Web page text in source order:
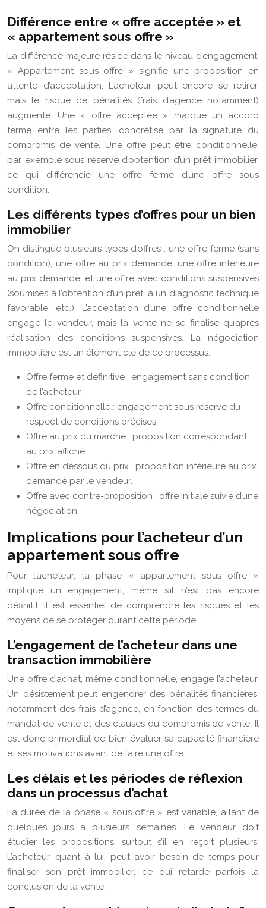
Différence entre « offre acceptée » et
« appartement sous offre »
La différence majeure réside dans le niveau d’engagement.
« Appartement sous offre » signifie une proposition en
attente d’acceptation. L’acheteur peut encore se retirer,
mais le risque de pénalités (frais d’agence notamment)
augmente. Une « offre acceptée » marque un accord
ferme entre les parties, concrétisé par la signature du
compromis de vente. Une offre peut être conditionnelle,
par exemple sous réserve d’obtention d’un prêt immobilier,
ce qui différencie une offre ferme d’une offre sous
condition.
Les différents types d’offres pour un bien
immobilier
On distingue plusieurs types d’offres : une offre ferme (sans
condition), une offre au prix demandé, une offre inférieure
au prix demandé, et une offre avec conditions suspensives
(soumises à l’obtention d’un prêt, à un diagnostic technique
favorable, etc.). L’acceptation d’une offre conditionnelle
engage le vendeur, mais la vente ne se finalise qu’après
réalisation des conditions suspensives. La négociation
immobilière est un élément clé de ce processus.
Offre ferme et définitive : engagement sans condition
de l’acheteur.
Offre conditionnelle : engagement sous réserve du
respect de conditions précises.
Offre au prix du marché : proposition correspondant
au prix affiché.
Offre en dessous du prix : proposition inférieure au prix
demandé par le vendeur.
Offre avec contre-proposition : offre initiale suivie d’une
négociation.
Implications pour l’acheteur d’un
appartement sous offre
Pour l’acheteur, la phase « appartement sous offre »
implique un engagement, même s’il n’est pas encore
définitif. Il est essentiel de comprendre les risques et les
moyens de se protéger durant cette période.
L’engagement de l’acheteur dans une
transaction immobilière
Une offre d’achat, même conditionnelle, engage l’acheteur.
Un désistement peut engendrer des pénalités financières,
notamment des frais d’agence, en fonction des termes du
mandat de vente et des clauses du compromis de vente. Il
est donc primordial de bien évaluer sa capacité financière
et ses motivations avant de faire une offre.
Les délais et les périodes de réflexion
dans un processus d’achat
La durée de la phase « sous offre » est variable, allant de
quelques jours à plusieurs semaines. Le vendeur doit
étudier les propositions, surtout s’il en reçoit plusieurs.
L’acheteur, quant à lui, peut avoir besoin de temps pour
finaliser son prêt immobilier, ce qui retarde parfois la
conclusion de la vente.